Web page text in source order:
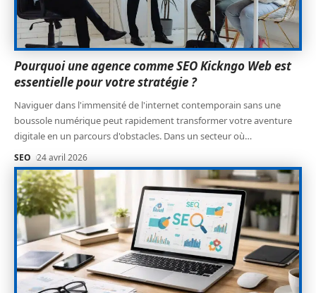
Pourquoi une agence comme SEO Kickngo Web est
essentielle pour votre stratégie ?
Naviguer dans l'immensité de l'internet contemporain sans une
boussole numérique peut rapidement transformer votre aventure
digitale en un parcours d'obstacles. Dans un secteur où…
SEO 24 avril 2026